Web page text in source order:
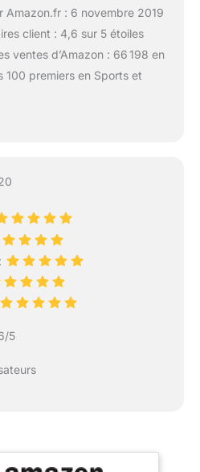
Amazon.fr : 6 novembre 2019
client : 4,6 sur 5 étoiles
ventes d’Amazon : 66 198 en
100 premiers en Sports et
5